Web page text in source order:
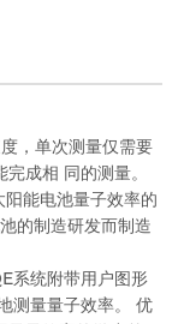
，单次测量仅需要
成相 同的测量。
能电池量子效率的
的制造研发而制造
系统附带用户图形
测量量子效率。 优